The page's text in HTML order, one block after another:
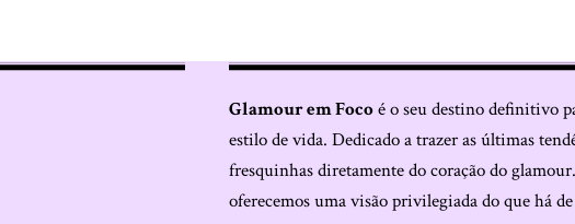
Glamour em Focoé o seu destino definitivo
estilo de vida. Dedicado a trazer as últimas
fresquinhas diretamente do coração do
oferecemos uma visão privilegiada do que há